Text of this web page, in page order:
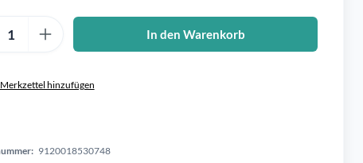
Anzahl: Gib den gewünschten Wert ein oder benutze die
In den Warenkorb
hinzufügen
9120018530748